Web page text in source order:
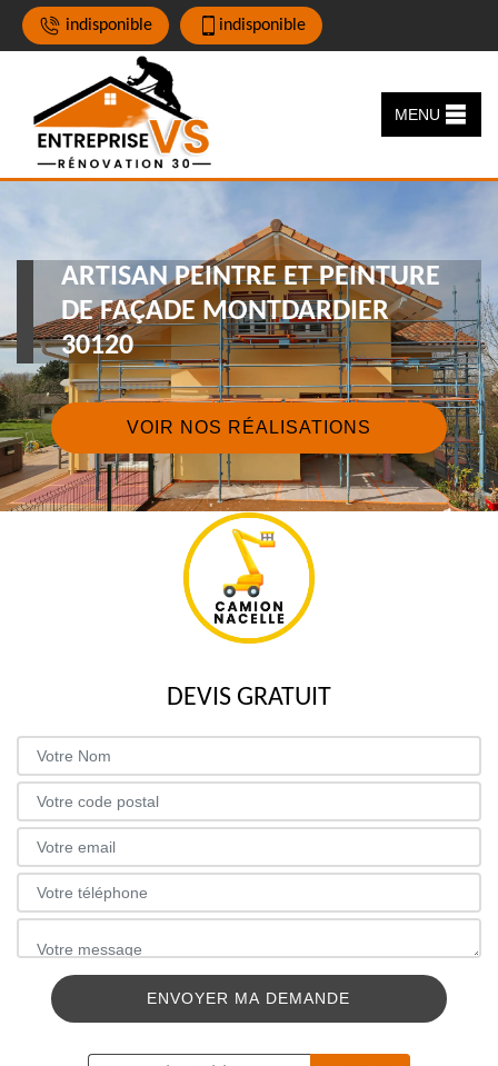
indisponible indisponible
MENU
ARTISAN PEINTRE ET PEINTURE
DE FAÇADE MONTDARDIER
30120
VOIR NOS RÉALISATIONS
DEVIS GRATUIT